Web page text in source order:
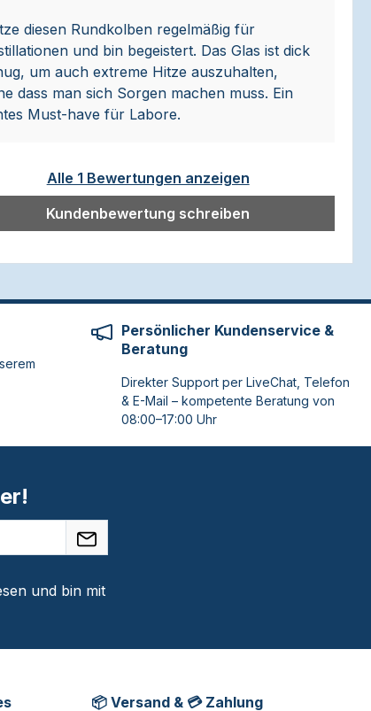
diesen Rundkolben regelmäßig für
und bin begeistert. Das Glas ist dick
um auch extreme Hitze auszuhalten,
dass man sich Sorgen machen muss. Ein
Must-have für Labore.
Alle 1 Bewertungen anzeigen
Kundenbewertung schreiben
Persönlicher Kundenservice &
Beratung
Direkter Support per LiveChat, Telefon
& E-Mail – kompetente Beratung von
08:00–17:00 Uhr
und bin mit
📦 Versand & 💳 Zahlung